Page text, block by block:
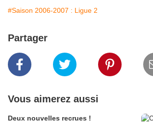
#Saison 2006-2007 : Ligue 2
Partager
Vous aimerez aussi
Deux nouvelles recrues !